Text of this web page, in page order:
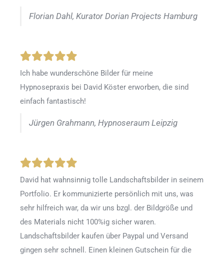
Florian Dahl, Kurator Dorian Projects Hamburg
Ich habe wunderschöne Bilder für meine
Hypnosepraxis bei David Köster erworben, die sind
einfach fantastisch!
Jürgen Grahmann, Hypnoseraum Leipzig
David hat wahnsinnig tolle Landschaftsbilder in seinem
Portfolio. Er kommunizierte persönlich mit uns, was
sehr hilfreich war, da wir uns bzgl. der Bildgröße und
des Materials nicht 100%ig sicher waren.
Landschaftsbilder kaufen über Paypal und Versand
gingen sehr schnell. Einen kleinen Gutschein für die